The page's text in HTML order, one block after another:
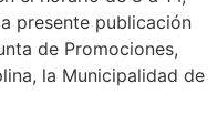
presente publicación
de Promociones,
la Municipalidad de